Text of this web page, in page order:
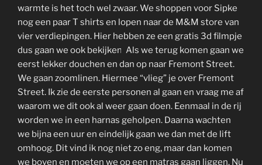
warmte is het toch wel zwaar. We shoppen voor Sipke
nog een paar T shirts en lopen naar de M&M store van
vier verdiepingen. Hier hebben ze een gratis 3d filmpje
dus gaan we ook bekijken. Als we terug komen gaan we
eerst lekker douchen en dan op naar Fremont Street.
We gaan zoomlinen. Hiermee “vlieg” je over Fremont
Street. Ik zie de eerste personen al gaan en vraag me af
waarom we dit ook al weer gaan doen. Eenmaal in de rij
worden we in een harnas geholpen. Daarna wachten
we bijna een uur en eindelijk gaan we dan met de lift
omhoog. Dit vind ik nog niet zo eng, maar dan komen
we boven en moeten we op een matras gaan liggen. Nu